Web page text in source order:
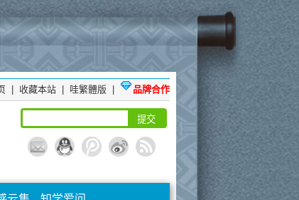
收藏本站 哇繁體版 品牌合作